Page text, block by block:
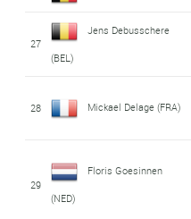
27
Jens Debusschere
(BEL)
28 Mickael Delage (FRA)
29
Floris Goesinnen
(NED)